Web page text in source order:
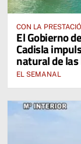
CON LA
El Gobierno
Cadisla
natural de
EL SEMANAL